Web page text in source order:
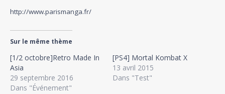
http://www.parismanga.fr/
Sur le même thème
[1/2 octobre]Retro Made In
Asia
29 septembre 2016
Dans "Événement"
[PS4] Mortal Kombat X
13 avril 2015
Dans "Test"